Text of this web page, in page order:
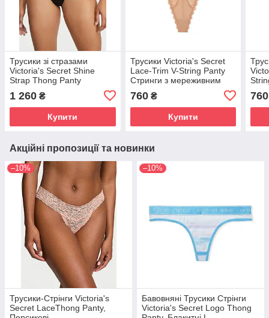
Трусики зі стразами
Victoria's Secret Shine
Strap Thong Panty
Мереживні Стрінги, Чорні
1 260 ₴
Купити
Трусики Victoria's Secret
Lace-Trim V-String Panty
Стринги з мереживним
760₴
Купити
760
Акційні пропозиції та новинки
–10%
Трусики-Стрінги Victoria's
Secret LaceThong Panty,
–10%
Бавовняні Трусики Стрінги
Victoria's Secret Logo Thong